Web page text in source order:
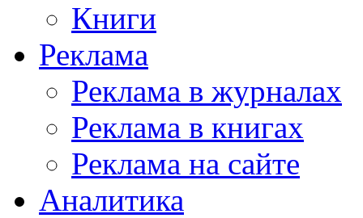
Книги
Реклама
Реклама в журналах
Реклама в книгах
Реклама на сайте
Аналитика